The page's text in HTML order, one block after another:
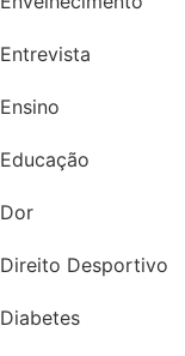
Entrevista
Ensino
Educação
Dor
Direito Desportivo
Diabetes